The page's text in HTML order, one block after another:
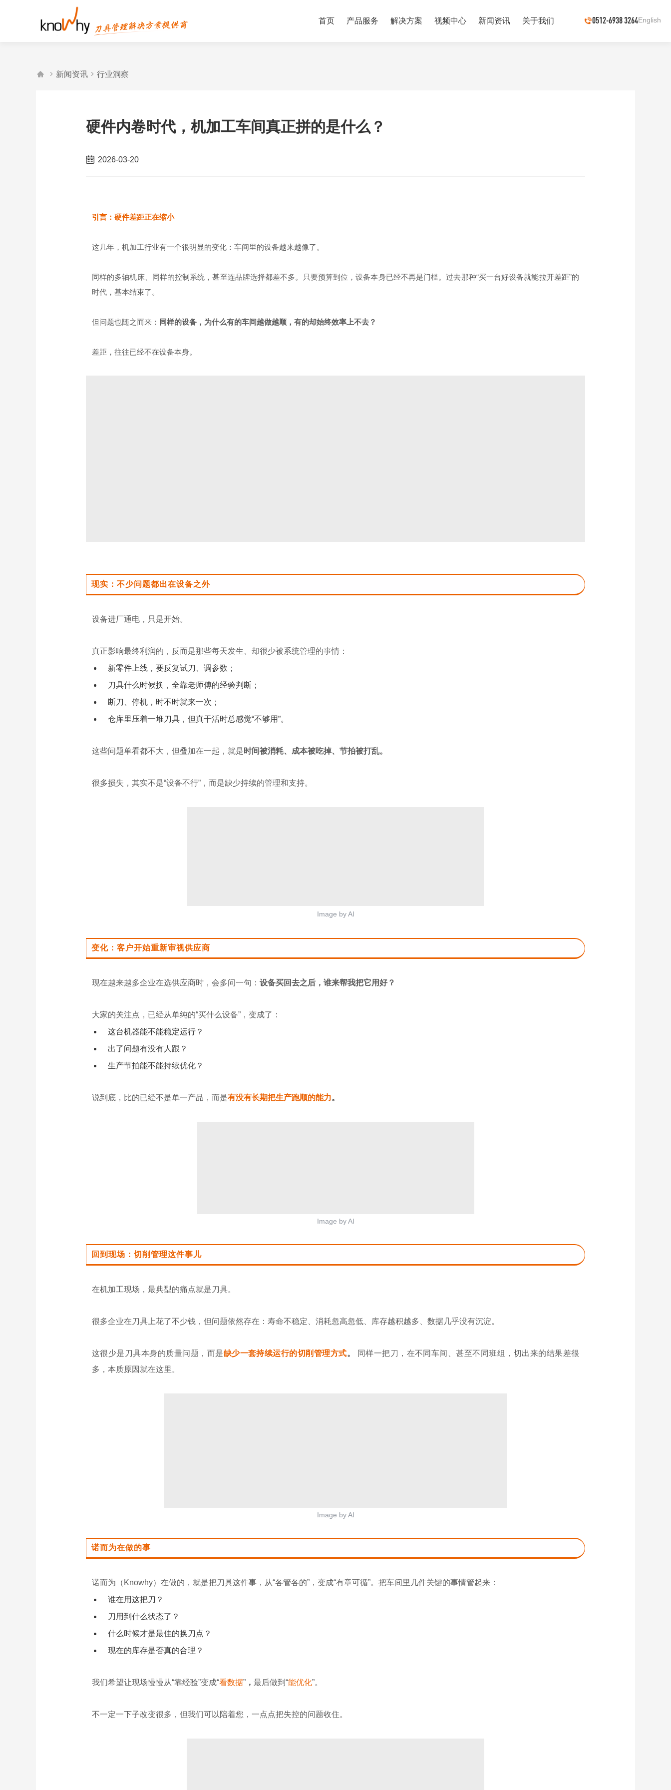
首页 产品服务 解决方案 视频中心 新闻资讯 关于我们 0512-6938 3264English
  新闻资讯  行业洞察
硬件内卷时代，机加工车间真正拼的是什么？
2026-03-20
引言：硬件差距正在缩小
这几年，机加工行业有一个很明显的变化：车间里的设备越来越像了。
同样的多轴机床、同样的控制系统，甚至连品牌选择都差不多。只要预算到位，设备本身已经不再是门槛。过去那种“买一台好设备就能拉开差距”的
时代，基本结束了。
但问题也随之而来： 同样的设备，为什么有的车间越做越顺，有的却始终效率上不去？
差距，往往已经不在设备本身。
现实：不少问题都出在设备之外
设备进厂通电，只是开始。
真正影响最终利润的，反而是那些每天发生、却很少被系统管理的事情：
新零件上线，要反复试刀、调参数；
刀具什么时候换，全靠老师傅的经验判断；
断刀、停机，时不时就来一次；
仓库里压着一堆刀具，但真干活时总感觉“不够用”。
这些问题单看都不大，但叠加在一起，就是 时间被消耗、成本被吃掉、节拍被打乱。
很多损失，其实不是“设备不行”，而是缺少持续的管理和支持。
Image by AI
变化：客户开始重新审视供应商
现在越来越多企业在选供应商时，会多问一句： 设备买回去之后，谁来帮我把它用好？
大家的关注点，已经从单纯的“买什么设备”，变成了：
这台机器能不能稳定运行？
出了问题有没有人跟？
生产节拍能不能持续优化？
说到底，比的已经不是单一产品，而是有没有长期把生产跑顺的能力。
Image by AI
回到现场：切削管理这件事儿
在机加工现场，最典型的痛点就是刀具。
很多企业在刀具上花了不少钱，但问题依然存在：寿命不稳定、消耗忽高忽低、库存越积越多、数据几乎没有沉淀。
这很少是刀具本身的质量问题，而是缺少一套持续运行的切削管理方式。
同样一把刀，在不同车间、甚至不同班组，切出来的结果差很
多，本质原因就在这里。
Image by AI
诺而为在做的事
诺而为（Knowhy）在做的，就是把刀具这件事，从“各管各的”，变成“有章可循”。把车间里几件关键的事情管起来：
谁在用这把刀？
刀用到什么状态了？
什么时候才是最佳的换刀点？
现在的库存是否真的合理？
我们希望让现场慢慢从“靠经验”变成“看数据” ， 最后做到“能优化”。
不一定一下子改变很多，但我们可以陪着您，一点点把失控的问题收住。